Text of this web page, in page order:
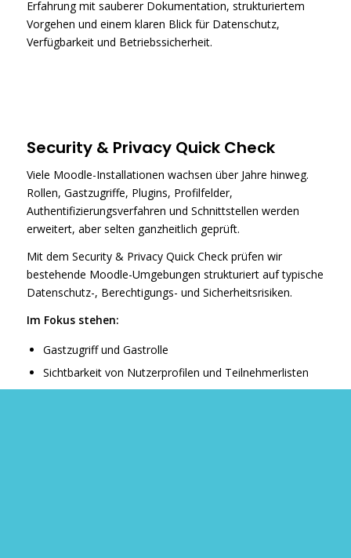
Erfahrung mit sauberer Dokumentation, strukturiertem
Vorgehen und einem klaren Blick für Datenschutz,
Verfügbarkeit und Betriebssicherheit.
Security & Privacy Quick Check
Viele Moodle-Installationen wachsen über Jahre hinweg.
Rollen, Gastzugriffe, Plugins, Profilfelder,
Authentifizierungsverfahren und Schnittstellen werden
erweitert, aber selten ganzheitlich geprüft.
Mit dem Security & Privacy Quick Check prüfen wir
bestehende Moodle-Umgebungen strukturiert auf typische
Datenschutz-, Berechtigungs- und Sicherheitsrisiken.
Im Fokus stehen:
Gastzugriff und Gastrolle
Sichtbarkeit von Nutzerprofilen und Teilnehmerlisten